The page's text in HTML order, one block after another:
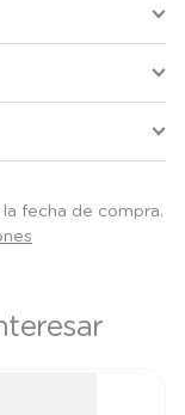
fecha de compra.